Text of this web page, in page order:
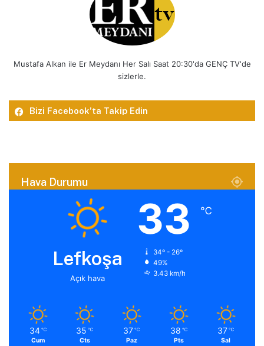
Mustafa Alkan ile Er Meydanı Her Salı Saat 20:30'da GENÇ TV'de
sizlerle.
Bizi Facebook’ta Takip Edin
Hava Durumu
Lefkoşa
Açık hava
33 ℃
34º - 26º
49%
3.43 km/h
34 ℃
Cum
35 ℃
Cts
37 ℃
Paz
38 ℃
Pts
37 ℃
Sal